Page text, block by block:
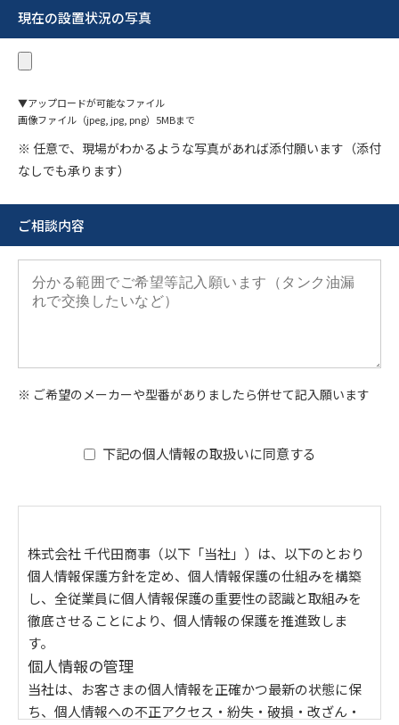
現在の設置状況の写真
▼アップロードが可能なファイル
画像ファイル（jpeg, jpg, png）5MBまで
※ 任意で、現場がわかるような写真があれば添付願います（添付
なしでも承ります）
ご相談内容
※ ご希望のメーカーや型番がありましたら併せて記入願います
下記の個人情報の取扱いに同意する
株式会社 千代田商事（以下「当社」）は、以下のとおり
個人情報保護方針を定め、個人情報保護の仕組みを構築
し、全従業員に個人情報保護の重要性の認識と取組みを
徹底させることにより、個人情報の保護を推進致しま
す。
個人情報の管理
当社は、お客さまの個人情報を正確かつ最新の状態に保
ち、個人情報への不正アクセス・紛失・破損・改ざん・